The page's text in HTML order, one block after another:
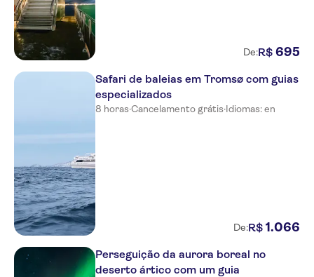
De:R$ 695
Safari de baleias em Tromsø com guias
especializados
8 horas·Cancelamento grátis·Idiomas: en
De:R$ 1 .066
Perseguição da aurora boreal no
deserto ártico com um guia